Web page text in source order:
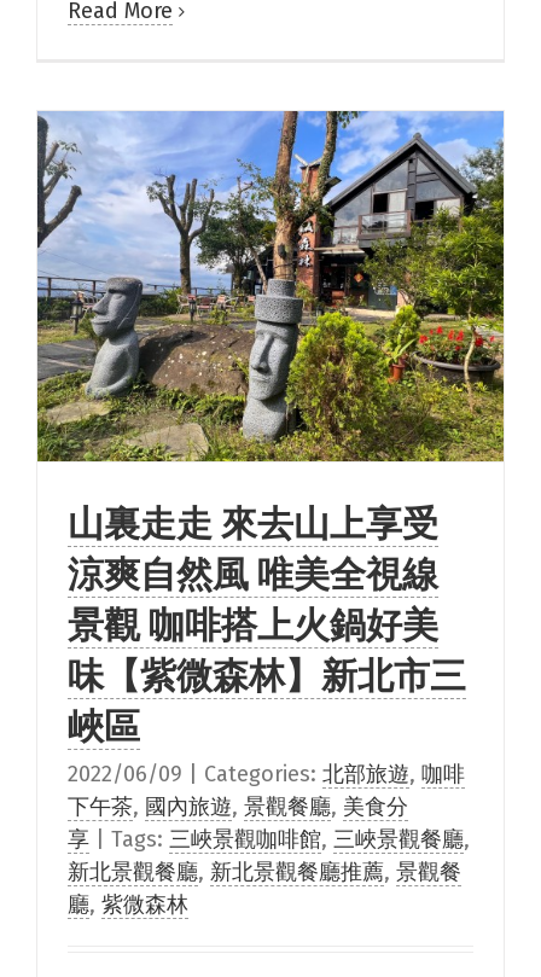
Read More
山裏走走 來去山上享受
涼爽自然風 唯美全視線
景觀 咖啡搭上火鍋好美
味【紫微森林】新北市三
峽區
2022/06/09 Categories: 北部旅遊, 咖啡
下午茶, 國內旅遊, 景觀餐廳, 美食分
享
Tags: 三峽景觀咖啡館, 三峽景觀餐廳,
新北景觀餐廳, 新北景觀餐廳推薦, 景觀餐
廳, 紫微森林